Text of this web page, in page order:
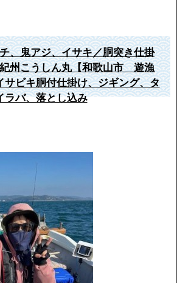
、鬼アジ、イサキ／胴突き仕掛
州こうしん丸【和歌山市 遊漁
ビキ胴付仕掛け、ジギング、タ
ラバ、落とし込み